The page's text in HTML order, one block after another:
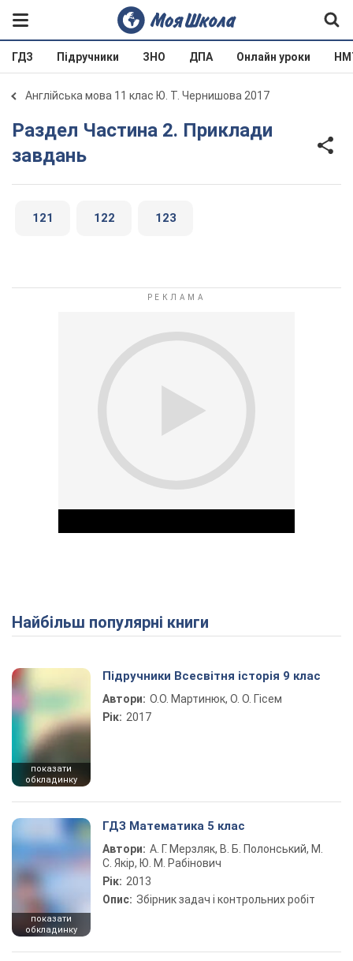
ГДЗ Підручники ЗНО ДПА Онлайн уроки
Англійська мова 11 клас Ю. Т. Чернишова 2017
Раздел Частина 2. Приклади
завдань
121 122 123
Play Video
Найбільш популярні книги
показати
обкладинку
Підручники Всесвітня історія 9 клас
Автори: О.О. Мартинюк, О. О. Гісем
Рік: 2017
показати
обкладинку
ГДЗ Математика 5 клас
Автори: А. Г. Мерзляк, В. Б. Полонський, М.
С. Якір, Ю. М. Рабінович
Рік: 2013
Опис: Збірник задач і контрольних робіт